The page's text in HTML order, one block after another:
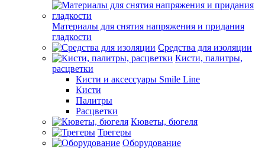
Материалы для снятия напряжения и придания
гладкости
Средства для изоляции
Кисти, палитры,
расцветки
Кисти и аксессуары Smile Line
Кисти
Палитры
Расцветки
Кюветы, бюгеля
Трегеры
Оборудование